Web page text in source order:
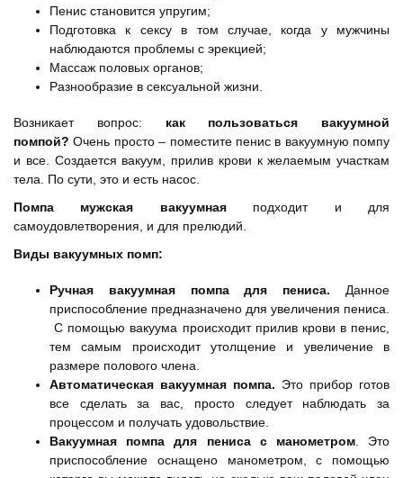
Пенис становится упругим;
Подготовка к сексу в том случае, когда у мужчины
наблюдаются проблемы с эрекцией;
Массаж половых органов;
Разнообразие в сексуальной жизни.
Возникает вопрос: как пользоваться вакуумной
помпой? Очень просто – поместите пенис в вакуумную помпу
и все. Создается вакуум, прилив крови к желаемым участкам
тела. По сути, это и есть насос.
Помпа мужская вакуумнаяподходит и для
самоудовлетворения, и для прелюдий.
Виды вакуумных помп:
Ручная вакуумная помпа для пениса. Данное
приспособление предназначено для увеличения пениса.
С помощью вакуума происходит прилив крови в пенис,
тем самым происходит утолщение и увеличение в
размере полового члена.
Автоматическая вакуумная помпа. Это прибор готов
все сделать за вас, просто следует наблюдать за
процессом и получать удовольствие.
Вакуумная помпа для пениса с манометром. Это
приспособление оснащено манометром, с помощью